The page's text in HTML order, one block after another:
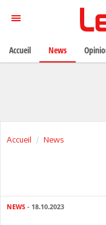
Accueil News
NEWS - 18.10.2023
Accueil News